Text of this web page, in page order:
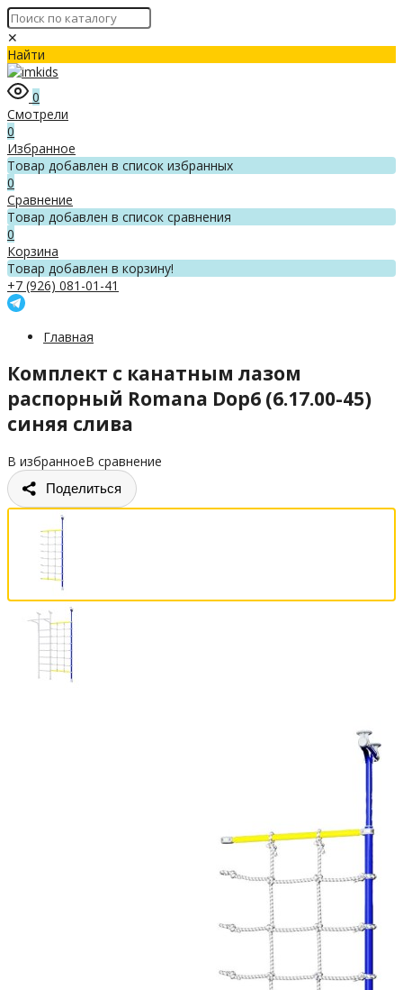
✕
Найти
0
Смотрели
0
Избранное
Товар добавлен в список избранных
0
Сравнение
Товар добавлен в список сравнения
0
Корзина
Товар добавлен в корзину!
+7 (926) 081-01-41
Главная
Комплект с канатным лазом
распорный Romana Dop6 (6.17.00-45)
синяя слива
В избранноеВ сравнение
Поделиться